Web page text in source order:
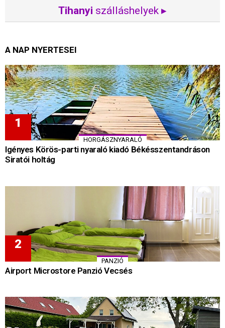
Tihanyi szálláshelyek ▸
A NAP NYERTESEI
HORGÁSZNYARALÓ
Igényes Körös-parti nyaraló kiadó Békésszentandráson
Siratói holtág
PANZIÓ
Airport Microstore Panzió Vecsés